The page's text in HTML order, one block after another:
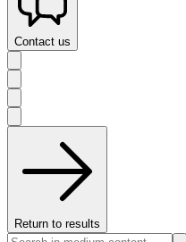
Contact us
Return to results